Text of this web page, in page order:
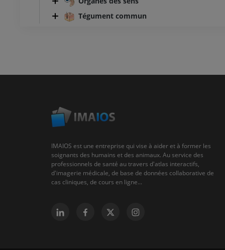
Tégument commun
IMAIOS est une entreprise qui vise à aider et à former les
soignants des humains et des animaux. Au service des
professionnels de santé au travers d'atlas interactifs,
d'imagerie médicale, de base de données collaborative de
cas cliniques, de cours en ligne...